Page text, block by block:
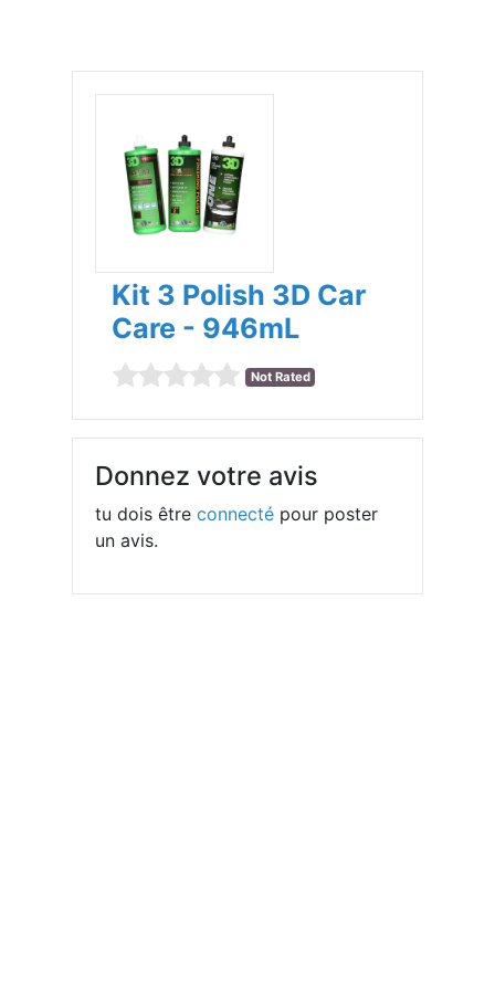
Kit 3 Polish 3D Car
Care - 946mL
Not Rated
Donnez votre avis
tu dois êtreconnecté pour poster
un avis.